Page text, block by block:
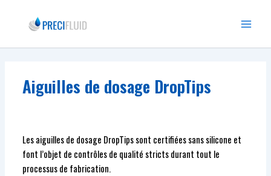
Aiguilles de dosage DropTips
Les aiguilles de dosage DropTips sont certifiées sans silicone et
font l’objet de contrôles de qualité stricts durant tout le
processus de fabrication.